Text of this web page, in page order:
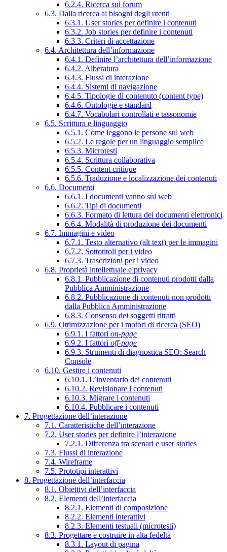
6.2.4. Ricerca sui forum
6.3. Dalla ricerca ai bisogni degli utenti
6.3.1. User stories per definire i contenuti
6.3.2. Job stories per definire i contenuti
6.3.3. Criteri di accettazione
6.4. Architettura dell’informazione
6.4.1. Definire l’architettura dell’informazione
6.4.2. Alberatura
6.4.3. Flussi di interazione
6.4.4. Sistemi di navigazione
6.4.5. Tipologie di contenuto (content type)
6.4.6. Ontologie e standard
6.4.7. Vocabolari controllati e tassonomie
6.5. Scrittura e linguaggio
6.5.1. Come leggono le persone sul web
6.5.2. Le regole per un linguaggio semplice
6.5.3. Microtesti
6.5.4. Scrittura collaborativa
6.5.5. Content critique
6.5.6. Traduzione e localizzazione dei contenuti
6.6. Documenti
6.6.1. I documenti vanno sul web
6.6.2. Tipi di documenti
6.6.3. Formato di lettura dei documenti elettronici
6.6.4. Modalità di produzione dei documenti
6.7. Immagini e video
6.7.1. Testo alternativo (alt text) per le immagini
6.7.2. Sottotitoli per i video
6.7.3. Trascrizioni per i video
6.8. Proprietà intellettuale e privacy
6.8.1. Pubblicazione di contenuti prodotti dalla
Pubblica Amministrazione
6.8.2. Pubblicazione di contenuti non prodotti
dalla Pubblica Amministrazione
6.8.3. Consenso dei soggetti ritratti
6.9. Ottimizzazione per i motori di ricerca (SEO)
6.9.1. I fattori on-page
6.9.2. I fattori off-page
6.9.3. Strumenti di diagnostica SEO: Search
Console
6.10. Gestire i contenuti
6.10.1. L’inventario dei contenuti
6.10.2. Revisionare i contenuti
6.10.3. Migrare i contenuti
6.10.4. Pubblicare i contenuti
7. Progettazione dell’interazione
7.1. Caratteristiche dell’interazione
7.2. User stories per definire l’interazione
7.2.1. Differenza tra scenari e user stories
7.3. Flussi di interazione
7.4. Wireframe
7.5. Prototipi interattivi
8. Progettazione dell’interfaccia
8.1. Obiettivi dell’interfaccia
8.2. Elementi dell’interfaccia
8.2.1. Elementi di composizione
8.2.2. Elementi interattivi
8.2.3. Elementi testuali (microtesti)
8.3. Progettare e costruire in alta fedeltà
8.3.1. Layout di pagina